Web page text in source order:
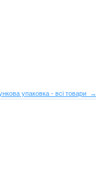
упаковка - всі товари →